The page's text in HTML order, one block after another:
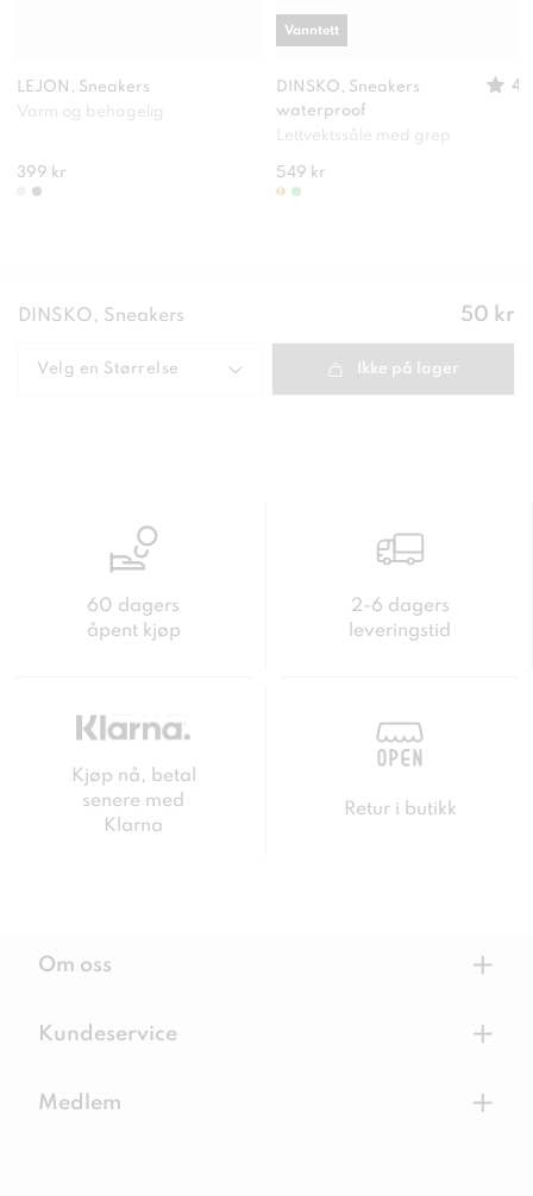
LEJON, Sneakers
Varm og behagelig
399 kr
DINSKO, Sneakers
waterproof
4
Lettvektssåle med grep
549 kr
Vanntett
DINSKO, Sneakers Pris:
50 kr
Velg en Størrelse Ikke på lager
60 dagers
åpent kjøp
2-6 dagers
leveringstid
Kjøp nå, betal
senere med
Klarna
Retur i butikk
Om oss +
Kundeservice +
Medlem +